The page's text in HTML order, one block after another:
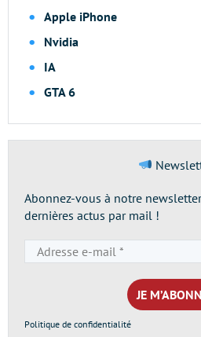
Apple iPhone
Nvidia
IA
GTA 6
Abonnez-vous à notre
dernières actus par mail !
e-
mail
*
Politique de confidentialité